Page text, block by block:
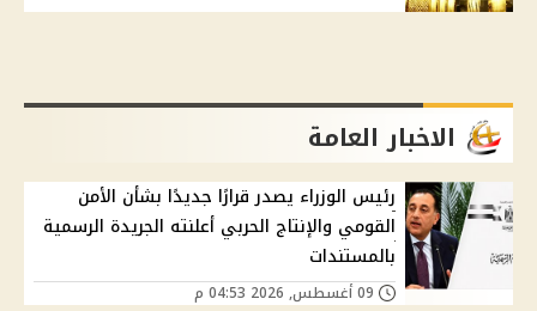
الاخبار العامة
رئيس الوزراء يصدر قرارًا جديدًا بشأن الأمن
القومي والإنتاج الحربي أعلنته الجريدة الرسمية
بالمستندات